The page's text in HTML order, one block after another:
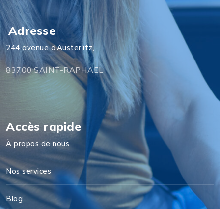
Adresse
244 avenue d’Austerlitz,
83700 SAINT-RAPHAEL
Accès rapide
À propos de nous
Nos services
Blog